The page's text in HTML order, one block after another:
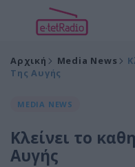
Αρχική Media News
Της Αυγής
MEDIA NEWS
Κλείνει το
Αυγής